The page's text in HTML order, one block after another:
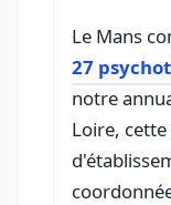
Le Mans
27
notre
Loire,